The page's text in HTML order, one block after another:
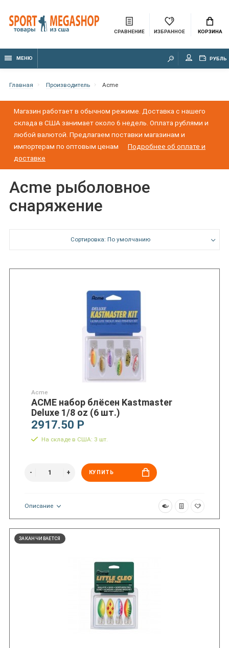
СРАВНЕНИЕ ИЗБРАННОЕ КОРЗИНА
МЕНЮ РУБЛЬ
Главная Производитель Acme
Магазин работает в обычном режиме. Доставка с нашего
склада в США занимает около 6 недель. Оплата рублями и
любой валютой. Предлагаем поставки магазинам и
импортерам по оптовым ценам
Подробнее об оплате и
доставке
Аcme рыболовное
снаряжение
Сортировка: По умолчанию
Acme
ACME набор блёсен Kastmaster
Deluxe 1/8 oz (6 шт.)
2917.50 Р
На складе в США: 3 шт.
КУПИТЬ
Описание
ЗАКАНЧИВАЕТСЯ